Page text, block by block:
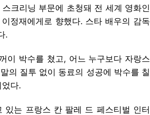
크리닝 부문에 초청돼 전 세계 영화인
정재에게로 향했다. 스타 배우의 감독
.
이 박수를 쳤고, 어느 누구보다 자랑스
의 질투 없이 동료의 성공에 박수를 칠
다.
있는 프랑스 칸 팔레 드 페스티벌 인터